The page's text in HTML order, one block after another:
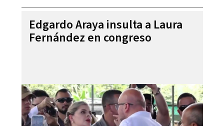
Edgardo Araya insulta a Laura
Fernández en congreso